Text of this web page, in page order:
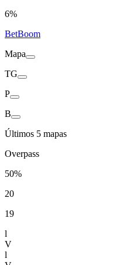
6%
BetBoom
Mapa
TG
P
B
Últimos 5 mapas
Overpass
50%
20
19
l
V
l